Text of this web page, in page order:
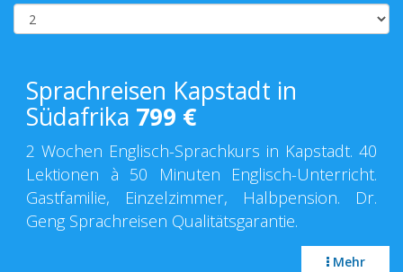
Sprachreisen Kapstadt in
Südafrika 799 €
2 Wochen Englisch-Sprachkurs in Kapstadt. 40
Lektionen à 50 Minuten Englisch-Unterricht.
Gastfamilie, Einzelzimmer, Halbpension. Dr.
Geng Sprachreisen Qualitätsgarantie.
Mehr